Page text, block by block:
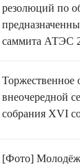
резолюций по
саммита АТЭС
Торжественное
внеочередной
собрания XVI
[Фото]